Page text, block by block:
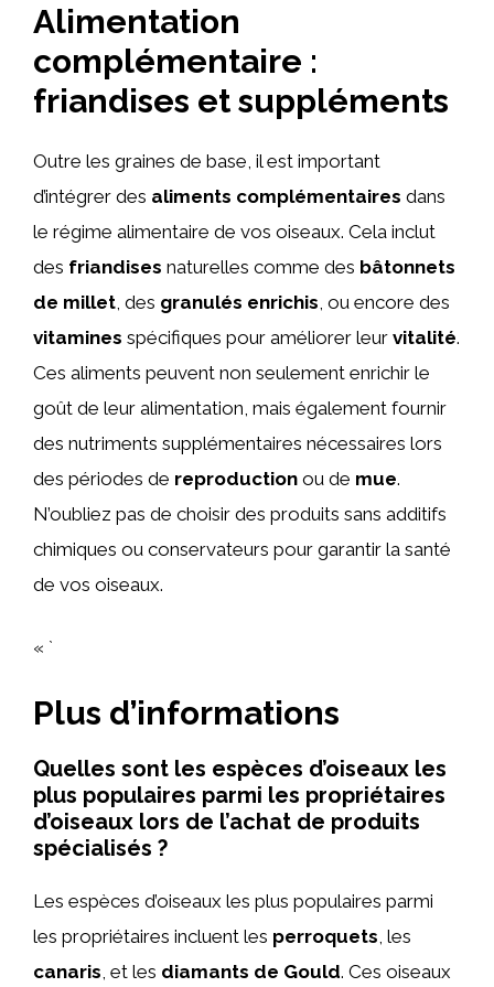
Alimentation
complémentaire :
friandises et suppléments
Outre les graines de base, il est important
d’intégrer des aliments complémentaires dans
le régime alimentaire de vos oiseaux. Cela inclut
des friandises naturelles comme des bâtonnets
de millet , des granulés enrichis , ou encore des
vitamines spécifiques pour améliorer leur vitalité.
Ces aliments peuvent non seulement enrichir le
goût de leur alimentation, mais également fournir
des nutriments supplémentaires nécessaires lors
des périodes de reproduction ou de mue.
N’oubliez pas de choisir des produits sans additifs
chimiques ou conservateurs pour garantir la santé
de vos oiseaux.
« `
Plus d’informations
Quelles sont les espèces d’oiseaux les
plus populaires parmi les propriétaires
d’oiseaux lors de l’achat de produits
spécialisés ?
Les espèces d’oiseaux les plus populaires parmi
les propriétaires incluent les perroquets , les
canaris , et les diamants de Gould. Ces oiseaux